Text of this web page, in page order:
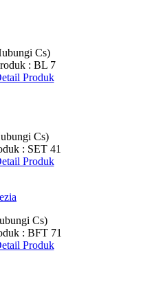
Cs)
: BL 7
Produk
Cs)
: SET 41
Produk
Cs)
: BFT 71
Produk